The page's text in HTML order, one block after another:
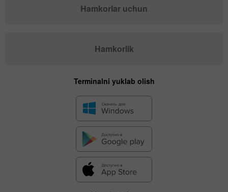
Hamkorlar uchun
Hamkorlik
Terminalni yuklab olish